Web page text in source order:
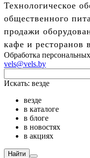
Технологическое
общественного
продажи
кафе и ресторанов
Обработка
vels@vels.by
Искать: везде
везде
в каталоге
в блоге
в новостях
в акциях
Найти